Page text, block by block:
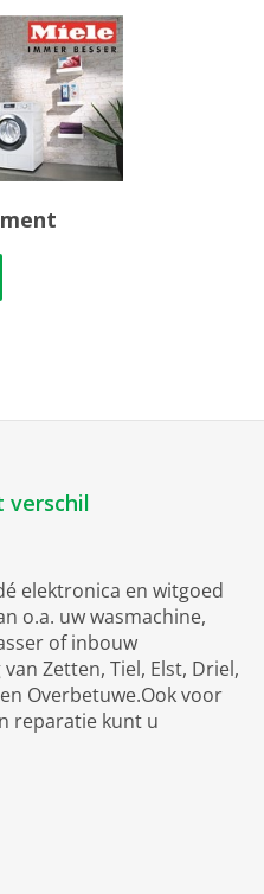
verschil
elektronica en witgoed
o.a. uw wasmachine,
of inbouw
Zetten, Tiel, Elst, Driel,
Overbetuwe.Ook voor
reparatie kunt u